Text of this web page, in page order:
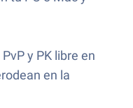
y PK libre en
en la